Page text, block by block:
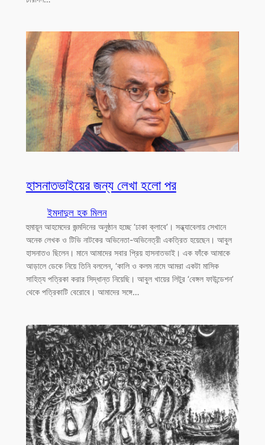
হাসনাতভাইয়ের জন্য লেখা হলো পর
ইমদাদুল হক মিলন
হুমায়ূন আহমেদের জন্মদিনের অনুষ্ঠান হচ্ছে ‘ঢাকা ক্লাবে’। সন্ধ্যাবেলায় সেখানে
অনেক লেখক ও টিভি নাটকের অভিনেতা-অভিনেত্রী একত্রিত হয়েছেন। আবুল
হাসনাতও ছিলেন। মানে আমাদের সবার প্রিয় হাসনাতভাই। এক ফাঁকে আমাকে
আড়ালে ডেকে নিয়ে তিনি বললেন, ‘কালি ও কলম নামে আমরা একটা মাসিক
সাহিত্য পত্রিকা করার সিদ্ধান্ত নিয়েছি। আবুল খায়ের লিটুর ‘বেঙ্গল ফাউন্ডেশন’
থেকে পত্রিকাটি বেরোবে। আমাদের সঙ্গে…